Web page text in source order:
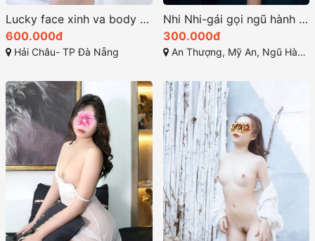
Lucky face xinh va body bốc lửa làm tình cực đam mê
600.000đ
Hải Châu- TP Đà Nẵng
Nhi Nhi-gái gọi ngũ hành sơn đà nẵng dâm nữ siêu chất
300.000đ
An Thượng, Mỹ An, Ngũ Hành Sơn, Đà Nẵng